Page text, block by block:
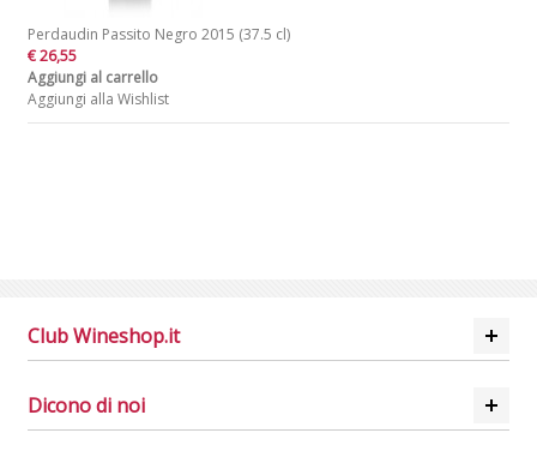
Perdaudin Passito Negro 2015 (37.5 cl)
€ 26,55
Aggiungi al carrello
Aggiungi alla Wishlist
Club Wineshop.it
Dicono di noi